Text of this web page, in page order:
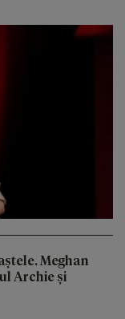
Meghan
Archie și